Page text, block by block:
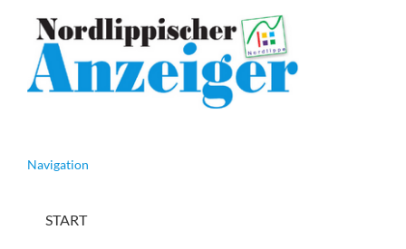
Navigation
START